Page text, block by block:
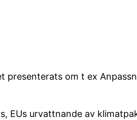
presenterats om t ex
EUs urvattnande av